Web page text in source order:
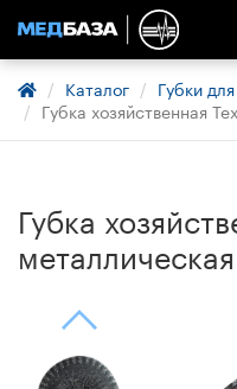
Каталог
Губки
Губка хозяйственная
Губка
металлическая